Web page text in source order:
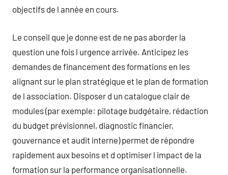
objectifs de l année en cours.
Le conseil que je donne est de ne pas aborder la
question une fois l urgence arrivée. Anticipez les
demandes de financement des formations en les
alignant sur le plan stratégique et le plan de formation
de l association. Disposer d un catalogue clair de
modules (par exemple: pilotage budgétaire, rédaction
du budget prévisionnel, diagnostic financier,
gouvernance et audit interne) permet de répondre
rapidement aux besoins et d optimiser l impact de la
formation sur la performance organisationnelle.